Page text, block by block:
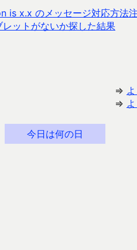
x.x のメッセージ対応方法
ットがないか探した結果
⇒
⇒
今日は何の日